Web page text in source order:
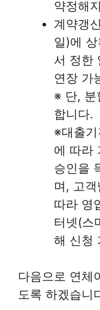
약정해
계약갱
일)에
서 정한
연장 가
※ 단, 분
합니다.
※대출
에 따라
승인을
며, 고
따라 영
터넷(스
해 신청
다음으로 연체
도록 하겠습니